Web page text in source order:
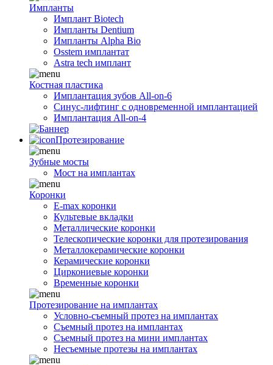
Импланты
Имплант Biotech
Импланты Dentium
Импланты Alpha Bio
Osstem имплантат
Astra tech имплант
Костная пластика
Имплантация зубов All-on-6
Синус-лифтинг с одновременной имплантацией
Имплантация All-on-4
Протезирование
Зубные мосты
Мост на имплантах
Коронки
E-max коронки
Культевые вкладки
Металлические коронки
Телескопические коронки для протезирования
Металлокерамические коронки
Керамические коронки
Циркониевые коронки
Временные коронки
Протезирование на имплантах
Условно-съемный протез на имплантах
Съемный протез на имплантах
Съемный протез на мини имплантах
Несъемные протезы на имплантах